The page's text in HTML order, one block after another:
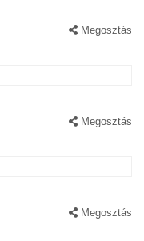
Megosztás
Megosztás
Megosztás